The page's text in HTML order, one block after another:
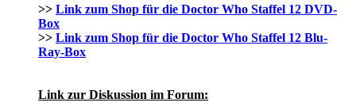
>> Link zum Shop für die Doctor Who Staffel 12 DVD-
Box
>> Link zum Shop für die Doctor Who Staffel 12 Blu-
Ray-Box
Link zur Diskussion im Forum: